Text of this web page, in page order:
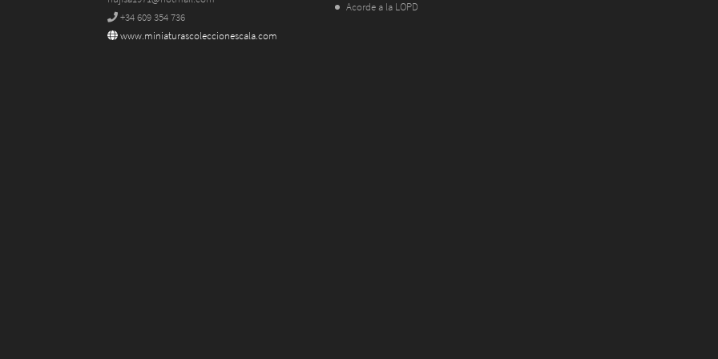
+34 609 354 736
www.miniaturascoleccionescala.com
Acorde a la LOPD